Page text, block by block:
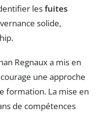
lesfuites
solide,
Regnaux a mis en
une approche
formation. La mise en
de compétences